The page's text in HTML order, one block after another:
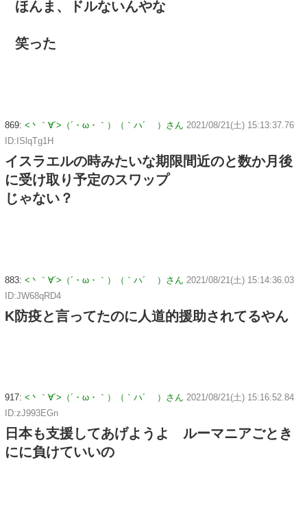
ほんま、ドルないんやな
笑った
869: <丶｀∀´>（´・ω・｀）（｀ハ´ ）さん 2021/08/21(土) 15:13:37.76
ID:ISlqTg1H
イスラエルの時みたいな期限間近のと数か月後
に受け取り予定のスワップ
じゃない？
883: <丶｀∀´>（´・ω・｀）（｀ハ´ ）さん 2021/08/21(土) 15:14:36.03
ID:JW68qRD4
K防疫と言ってたのに人道的援助されてるやん
917: <丶｀∀´>（´・ω・｀）（｀ハ´ ）さん 2021/08/21(土) 15:16:52.84
ID:zJ993EGn
日本も支援してあげようよ ルーマニアごとき
にに負けていいの